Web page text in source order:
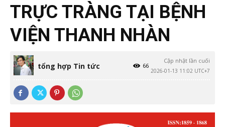
TRỰC TRÀNG TẠI BỆNH
VIỆN THANH NHÀN
tổng hợp Tin tức
Cập nhật lần cuối
2026-01-13 11:02 UTC+7
66